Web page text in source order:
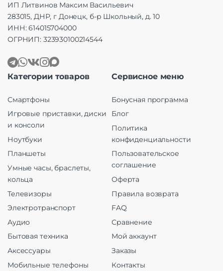
ИП Литвинов Максим Васильевич
283015, ДНР, г Донецк, б-р Школьный, д. 10
ИНН: 614015704000
ОГРНИП: 323930100214544
Категории товаров
Смартфоны
Игровые приставки, диски
и консоли
Ноутбуки
Планшеты
Умные часы, браслеты,
кольца
Телевизоры
Электротранспорт
Аудио
Бытовая техника
Аксессуары
Мобильные телефоны
Сервисное меню
Бонусная программа
Блог
Политика
конфиденциальности
Пользовательское
соглашение
Оферта
Правила возврата
FAQ
Сравнение
Мой аккаунт
Заказы
Контакты